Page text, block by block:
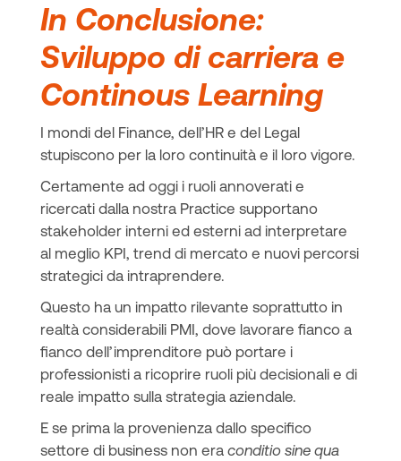
In Conclusione:
Sviluppo di carriera e
Continous Learning
I mondi del Finance, dell’HR e del Legal
stupiscono per la loro continuità e il loro vigore.
Certamente ad oggi i ruoli annoverati e
ricercati dalla nostra Practice supportano
stakeholder interni ed esterni ad interpretare
al meglio KPI, trend di mercato e nuovi percorsi
strategici da intraprendere.
Questo ha un impatto rilevante soprattutto in
realtà considerabili PMI, dove lavorare fianco a
fianco dell’imprenditore può portare i
professionisti a ricoprire ruoli più decisionali e di
reale impatto sulla strategia aziendale.
E se prima la provenienza dallo specifico
settore di business non era conditio sine qua